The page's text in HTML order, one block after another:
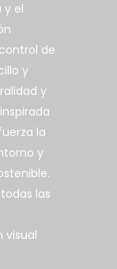
y el
de
y
y
la
y
las
visual